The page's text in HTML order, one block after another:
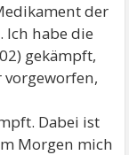
der
habe die
gekämpft,
Dabei ist
Morgen mich